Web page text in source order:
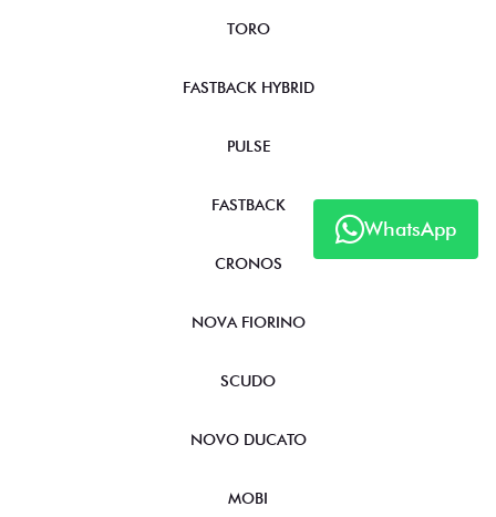
WhatsApp
TORO
FASTBACK HYBRID
PULSE
FASTBACK
CRONOS
NOVA FIORINO
SCUDO
NOVO DUCATO
MOBI